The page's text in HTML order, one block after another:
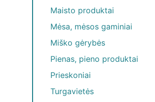
Maisto produktai
Mėsa, mėsos gaminiai
Miško gėrybės
Pienas, pieno produktai
Prieskoniai
Turgavietės